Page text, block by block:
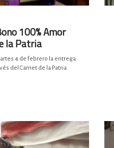
100% Amor
la Patria
4 de febrero la entrega
del Carnet de la Patria